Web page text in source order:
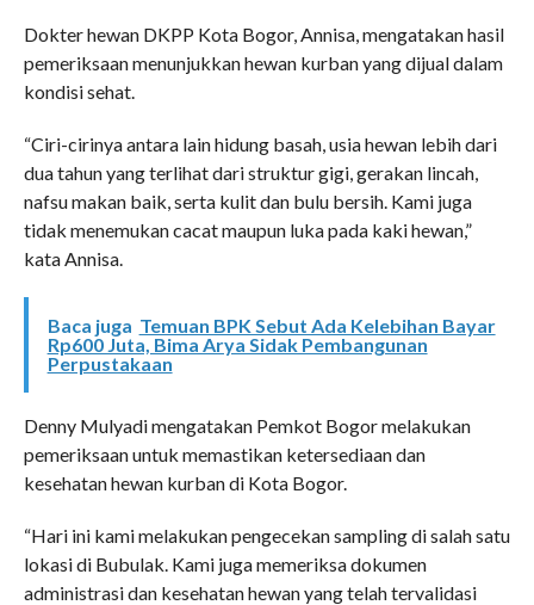
Dokter hewan DKPP Kota Bogor, Annisa, mengatakan hasil
pemeriksaan menunjukkan hewan kurban yang dijual dalam
kondisi sehat.
“Ciri-cirinya antara lain hidung basah, usia hewan lebih dari
dua tahun yang terlihat dari struktur gigi, gerakan lincah,
nafsu makan baik, serta kulit dan bulu bersih. Kami juga
tidak menemukan cacat maupun luka pada kaki hewan,”
kata Annisa.
Baca juga Temuan BPK Sebut Ada Kelebihan Bayar
Rp600 Juta, Bima Arya Sidak Pembangunan
Perpustakaan
Denny Mulyadi mengatakan Pemkot Bogor melakukan
pemeriksaan untuk memastikan ketersediaan dan
kesehatan hewan kurban di Kota Bogor.
“Hari ini kami melakukan pengecekan sampling di salah satu
lokasi di Bubulak. Kami juga memeriksa dokumen
administrasi dan kesehatan hewan yang telah tervalidasi